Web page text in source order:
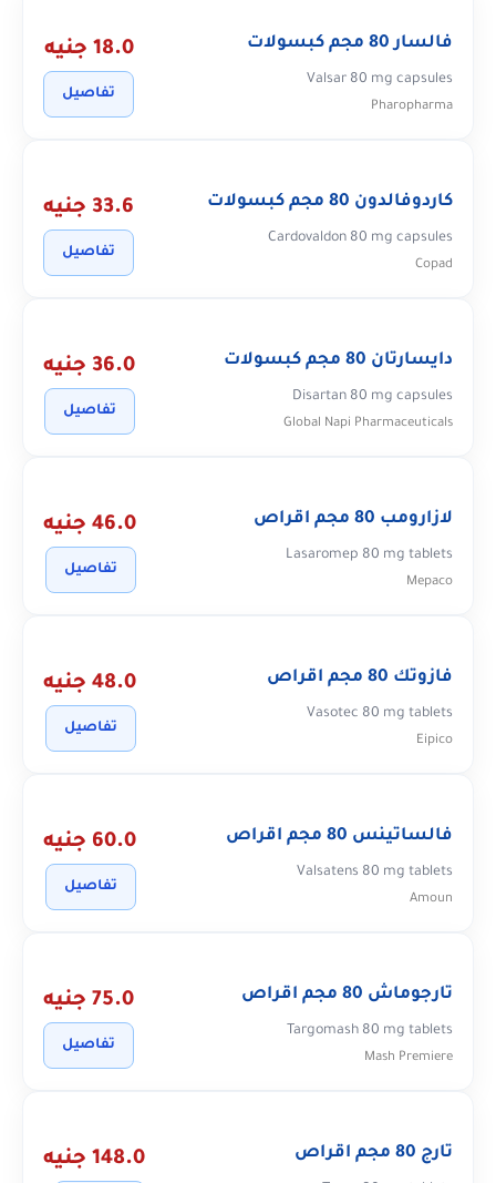
فالسار 80 مجم كبسولات
Valsar 80 mg capsules
Pharopharma
18.0 جنيه
تفاصيل
كاردوفالدون 80 مجم كبسولات
Cardovaldon 80 mg capsules
Copad
33.6 جنيه
تفاصيل
دايسارتان 80 مجم كبسولات
Disartan 80 mg capsules
Global Napi Pharmaceuticals
36.0 جنيه
تفاصيل
لازارومب 80 مجم اقراص
Lasaromep 80 mg tablets
Mepaco
46.0 جنيه
تفاصيل
فازوتك 80 مجم اقراص
Vasotec 80 mg tablets
Eipico
48.0 جنيه
تفاصيل
فالساتينس 80 مجم اقراص
Valsatens 80 mg tablets
Amoun
60.0 جنيه
تفاصيل
تارجوماش 80 مجم اقراص
Targomash 80 mg tablets
Mash Premiere
75.0 جنيه
تفاصيل
تارج 80 مجم اقراص 148.0 جنيه